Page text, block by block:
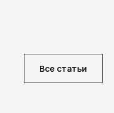
Все статьи